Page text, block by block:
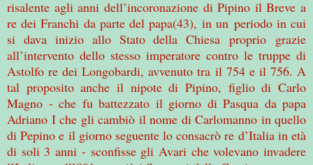
risalente agli anni dell’incoronazione di Pipino il Breve a
re dei Franchi da parte del papa(43), in un periodo in cui
si dava inizio allo Stato della Chiesa proprio grazie
all’intervento dello stesso imperatore contro le truppe di
Astolfo re dei Longobardi, avvenuto tra il 754 e il 756. A
tal proposito anche il nipote di Pipino, figlio di Carlo
Magno - che fu battezzato il giorno di Pasqua da papa
Adriano I che gli cambiò il nome di Carlomanno in quello
di Pepino e il giorno seguente lo consacrò re d’Italia in età
di soli 3 anni - sconfisse gli Avari che volevano invadere